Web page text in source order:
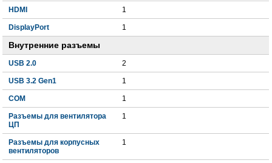
HDMI 1
DisplayPort 1
Внутренние разъемы
USB 2.0 2
USB 3.2 Gen1 1
COM 1
Разъемы для вентилятора
ЦП
1
Разъемы для корпусных
вентиляторов
1